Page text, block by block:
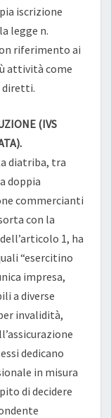
iscrizione
legge n.
riferimento ai
attività come
diretti.
(IVS
diatriba, tra
doppia
commercianti
con la
1, ha
“esercitino
impresa,
a diverse
invalidità,
dedicano
in misura
di decidere